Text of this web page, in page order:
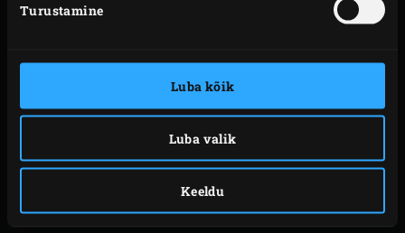
Turustamine
Luba kõik
Luba valik
Keeldu
Seekord läheme koos Thomase ja Jennyga Atlantasse,